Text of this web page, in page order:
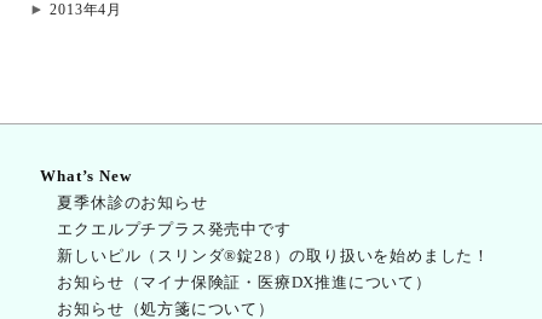
2013年4月
What’s New
夏季休診のお知らせ
エクエルプチプラス発売中です
新しいピル（スリンダ®錠28）の取り扱いを始めました！
お知らせ（マイナ保険証・医療DX推進について）
お知らせ（処方箋について）